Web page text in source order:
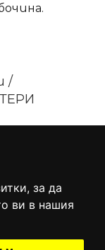
за да
ви в нашия
/